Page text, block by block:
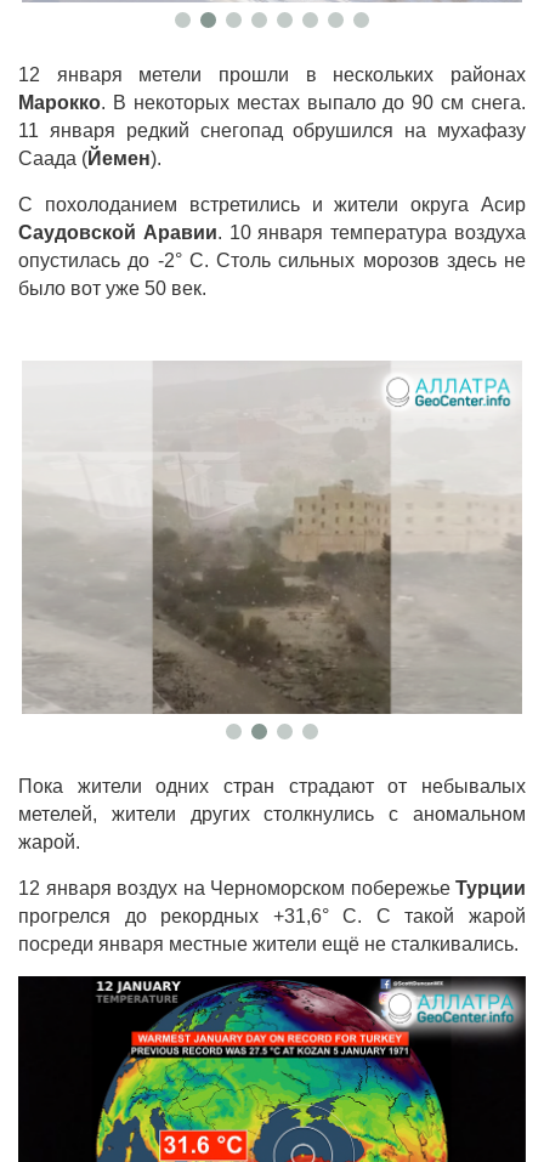
12 января метели прошли в нескольких районах
Марокко. В некоторых местах выпало до 90 см снега.
11 января редкий снегопад обрушился на мухафазу
Саада (Йемен).
С похолоданием встретились и жители округа Асир
Саудовской Аравии. 10 января температура воздуха
опустилась до -2° С. Столь сильных морозов здесь не
было вот уже 50 век.
Пока жители одних стран страдают от небывалых
метелей, жители других столкнулись с аномальном
жарой.
12 января воздух на Черноморском побережье Турции
прогрелся до рекордных +31,6° C. С такой жарой
посреди января местные жители ещё не сталкивались.